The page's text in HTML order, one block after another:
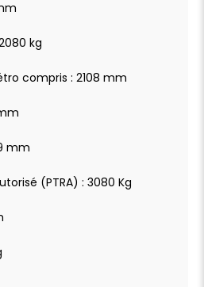
Alerte active de
par caméra et radar
et séquentiels avec
kg
compris : 2108 mm
mm
(PTRA) : 3080 Kg